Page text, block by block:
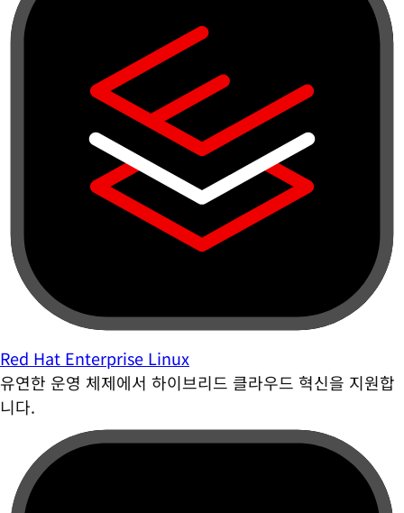
Red Hat Enterprise Linux
유연한 운영 체제에서 하이브리드 클라우드 혁신을 지원합
니다.